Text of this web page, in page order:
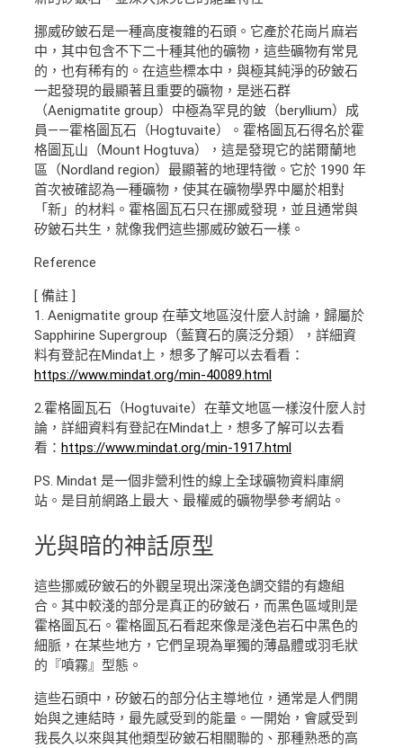
挪威矽鈹石是一種高度複雜的石頭。它產於花崗片麻岩
中，其中包含不下二十種其他的礦物，這些礦物有常見
的，也有稀有的。在這些標本中，與極其純淨的矽鈹石
一起發現的最顯著且重要的礦物，是迷石群
（Aenigmatite group）中極為罕見的鈹（beryllium）成
員——霍格圖瓦石（Hogtuvaite）。霍格圖瓦石得名於霍
格圖瓦山（Mount Hogtuva），這是發現它的諾爾蘭地
區（Nordland region）最顯著的地理特徵。它於 1990 年
首次被確認為一種礦物，使其在礦物學界中屬於相對
「新」的材料。霍格圖瓦石只在挪威發現，並且通常與
矽鈹石共生，就像我們這些挪威矽鈹石一樣。
Reference
[ 備註 ]
1. Aenigmatite group 在華文地區沒什麼人討論，歸屬於
Sapphirine Supergroup（藍寶石的廣泛分類），詳細資
料有登記在Mindat上，想多了解可以去看看：
https://www.mindat.org/min-40089.html
2.霍格圖瓦石（Hogtuvaite）在華文地區一樣沒什麼人討
論，詳細資料有登記在Mindat上，想多了解可以去看
看： https://www.mindat.org/min-1917.html
PS. Mindat 是一個非營利性的線上全球礦物資料庫網
站。是目前網路上最大、最權威的礦物學參考網站。
光與暗的神話原型
這些挪威矽鈹石的外觀呈現出深淺色調交錯的有趣組
合。其中較淺的部分是真正的矽鈹石，而黑色區域則是
霍格圖瓦石。霍格圖瓦石看起來像是淺色岩石中黑色的
細脈，在某些地方，它們呈現為單獨的薄晶體或羽毛狀
的『噴霧』型態。
這些石頭中，矽鈹石的部分佔主導地位，通常是人們開
始與之連結時，最先感受到的能量。一開始，會感受到
我長久以來與其他類型矽鈹石相關聯的、那種熟悉的高